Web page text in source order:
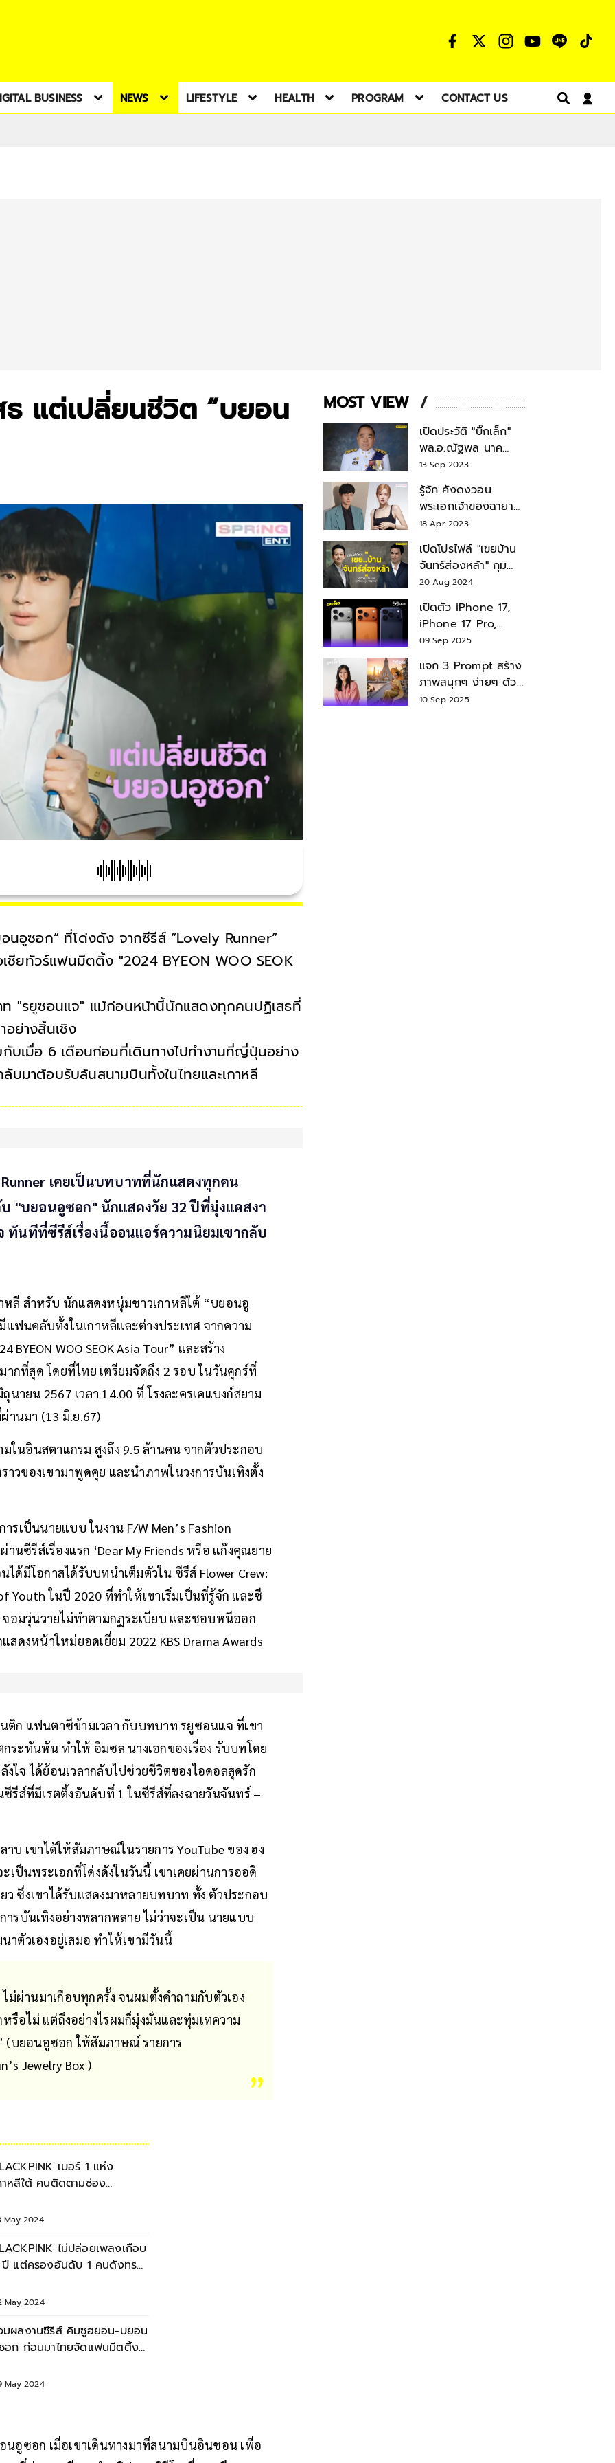
BUSINESS NEWS LIFESTYLE HEALTH PROGRAM CONTACT US
แต่เปลี่ยนชีวิต “บยอน
นอูซอก” ที่โด่งดัง จากซีรีส์ “Lovely Runner”
เชียทัวร์แฟนมีตติ้ง "2024 BYEON WOO SEOK
"รยูซอนแจ" แม้ก่อนหน้านี้นักแสดงทุกคนปฏิเสธที่
ย่างสิ้นเชิง
กับเมื่อ 6 เดือนก่อนที่เดินทางไปทำงานที่ญี่ปุ่นอย่าง
มาต้อบรับล้นสนามบินทั้งในไทยและเกาหลี
เคยเป็นบทบาทที่นักแสดงทุกคน
"บยอนอูซอก" นักแสดงวัย 32 ปีที่มุ่งแคสงา
ทันทีที่ซีรีส์เรื่องนี้ออนแอร์ความนิยมเขากลับ
ลี สำหรับ นักแสดงหนุ่มชาวเกาหลีใต้ “บยอนอู
แฟนคลับทั้งในเกาหลีและต่างประเทศ จากความ
WOO SEOK Asia Tour” และสร้าง
ที่สุด โดยที่ไทย เตรียมจัดถึง 2 รอบ ในวันศุกร์ที่
ายน 2567 เวลา 14.00 ที่ โรงละครเคแบงก์สยาม
านมา (13 มิ.ย.67)
นอินสตาแกรม สูงถึง 9.5 ล้านคน จากตัวประกอบ
วของเขามาพูดคุย และนำภาพในวงการบันเทิงตั้ง
รเป็นนายแบบ ในงาน F/W Men’s Fashion
นซีรีส์เรื่องแรก ‘Dear My Friends หรือ แก๊งคุณยาย
มีโอกาสได้รับบทนำเต็มตัวใน ซีรีส์ Flower Crew:
Youth ในปี 2020 ที่ทำให้เขาเริ่มเป็นที่รู้จัก และซี
อมวุ่นวายไม่ทำตามกฏระเบียบ และชอบหนีออก
สดงหน้าใหม่ยอดเยี่ยม 2022 KBS Drama Awards
ติก แฟนตาซีข้ามเวลา กับบทบาท รยูซอนแจ ที่เขา
ะทันหัน ทำให้ อิมซล นางเอกของเรื่อง รับบทโดย
ใจ ได้ย้อนเวลากลับไปช่วยชีวิตของไอดอลสุดรัก
รีส์ที่มีเรตติ้งอันดับที่ 1 ในซีรีส์ที่ลงฉายวันจันทร์ –
บ เขาได้ให้สัมภาษณ์ในรายการ YouTube ของ ฮง
เป็นพระเอกที่โด่งดังในวันนี้ เขาเคยผ่านการออดิ
ว ซึ่งเขาได้รับแสดงมาหลายบทบาท ทั้ง ตัวประกอบ
ารบันเทิงอย่างหลากหลาย ไม่ว่าจะเป็น นายแบบ
ตัวเองอยู่เสมอ ทำให้เขามีวันนี้
ม่ผ่านมาเกือบทุกครั้ง จนผมตั้งคำถามกับตัวเอง
รือไม่ แต่ถึงอย่างไรผมก็มุ่งมั่นและทุ่มเทความ
(บยอนอูซอก ให้สัมภาษณ์ รายการ
Jewelry Box )
เบอร์ 1 แห่ง
าหลีใต้ คนติดตามช่อง
May 2024
ไม่ปล่อยเพลงเกือบ
แต่ครองอันดับ 1 คนดังทรง
May 2024
มผลงานซีรีส์ คิมซูฮยอน-บยอน
อก ก่อนมาไทยจัดแฟนมีตติ้ง
May 2024
นอูซอก เมื่อเขาเดินทางมาที่สนามบินอินชอน เพื่อ
MOST VIEW
เปิดประวัติ "บิ๊กเล็ก"
พล.อ.ณัฐพล นาค
พาณิชย์ จากเลขาฯ
สมช.-เลขาฯ
รมว.กลาโหม
13 Sep 2023
รู้จัก คังดงวอน
พระเอกเจ้าของฉายา
สมบัติแห่งชาติ หลังมี
18 Apr 2023
เปิดโปรไฟล์ "เขยบ้าน
จันทร์ส่องหล้า" กุม
บังเหียนธุรกิจตระกูล
"ชินวัตร"
20 Aug 2024
เปิดตัว iPhone 17,
iPhone 17 Pro,
iPhone 17 Air สเปค
09 Sep 2025
แจก 3 Prompt สร้าง
ภาพสนุกๆ ง่ายๆ ด้วย
Nano Banana ใน
10 Sep 2025